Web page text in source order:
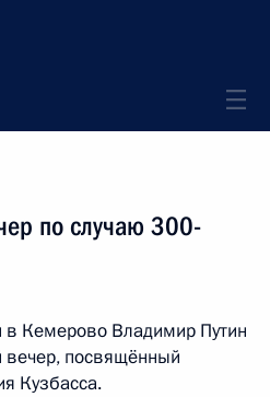
по случаю 300-
в Кемерово Владимир Путин
вечер, посвящённый
Кузбасса.